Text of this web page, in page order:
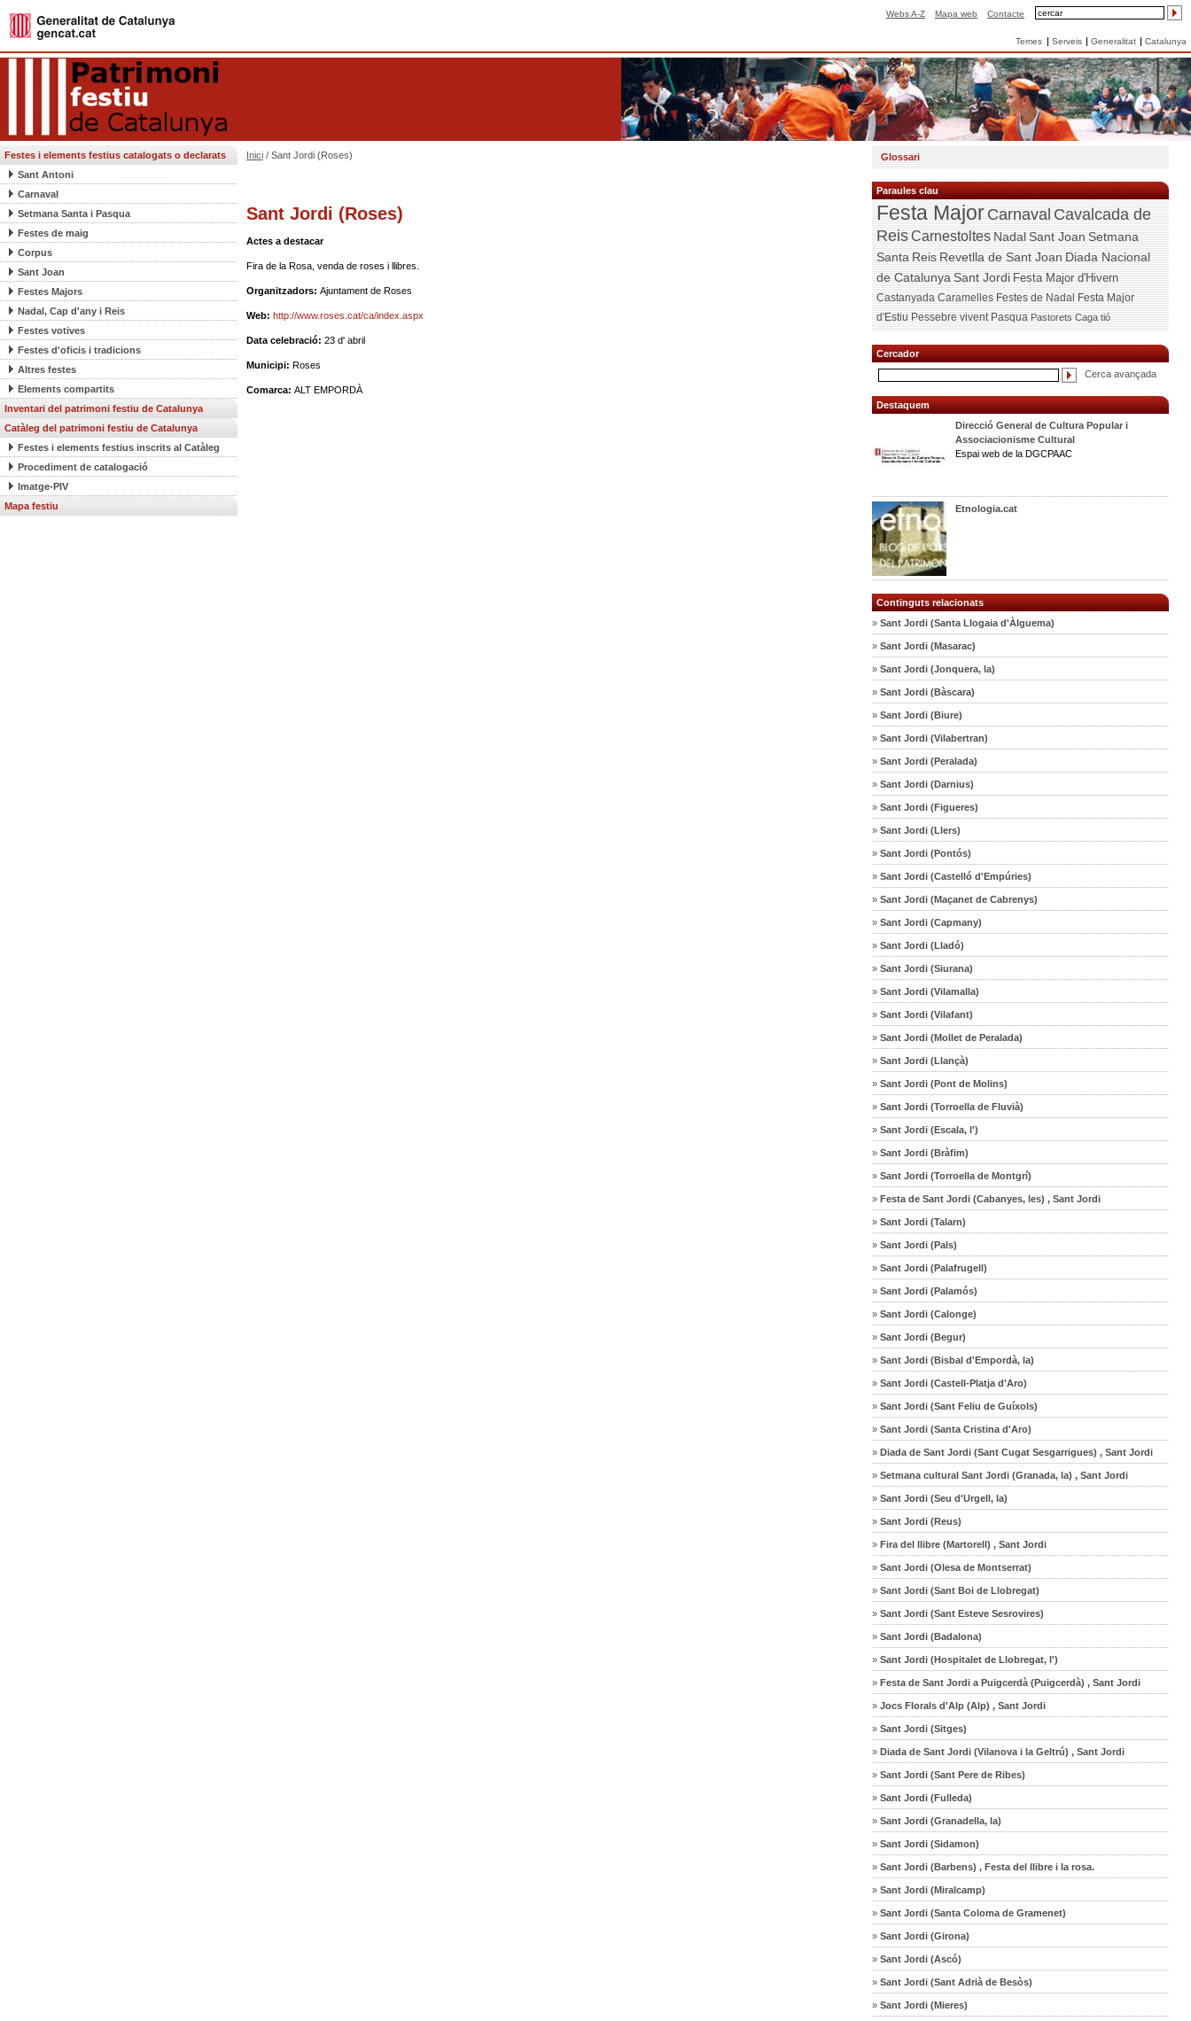
Webs A-Z Mapa web Contacte
Temes Serveis Generalitat Catalunya
Festes i elements festius catalogats o declarats
Sant Antoni
Carnaval
Setmana Santa i Pasqua
Festes de maig
Corpus
Sant Joan
Festes Majors
Nadal, Cap d'any i Reis
Festes votives
Festes d'oficis i tradicions
Altres festes
Elements compartits
Inventari del patrimoni festiu de Catalunya
Catàleg del patrimoni festiu de Catalunya
Festes i elements festius inscrits al Catàleg
Procediment de catalogació
Imatge-PIV
Mapa festiu
Inici/ Sant Jordi (Roses)
Sant Jordi (Roses)
Actes a destacar
Fira de la Rosa, venda de roses i llibres.
Organitzadors: Ajuntament de Roses
Web: http://www.roses.cat/ca/index.aspx
Data celebració: 23 d' abril
Municipi: Roses
Comarca: ALT EMPORDÀ
Glossari
Paraules clau
Festa MajorCarnavalCavalcada de
ReisCarnestoltesNadalSant JoanSetmana
SantaReisRevetlla de Sant JoanDiada Nacional
de CatalunyaSant Jordi Festa Major d'Hivern
Castanyada Caramelles Festes de Nadal Festa Major
d'Estiu Pessebre vivent Pasqua Pastorets Caga tió
Cercador
Cerca avançada
Destaquem
Direcció General de Cultura Popular i
Associacionisme Cultural
Espai web de la DGCPAAC
Etnologia.cat
Continguts relacionats
» Sant Jordi (Santa Llogaia d'Àlguema)
» Sant Jordi (Masarac)
» Sant Jordi (Jonquera, la)
» Sant Jordi (Bàscara)
» Sant Jordi (Biure)
» Sant Jordi (Vilabertran)
» Sant Jordi (Peralada)
» Sant Jordi (Darnius)
» Sant Jordi (Figueres)
» Sant Jordi (Llers)
» Sant Jordi (Pontós)
» Sant Jordi (Castelló d'Empúries)
» Sant Jordi (Maçanet de Cabrenys)
» Sant Jordi (Capmany)
» Sant Jordi (Lladó)
» Sant Jordi (Siurana)
» Sant Jordi (Vilamalla)
» Sant Jordi (Vilafant)
» Sant Jordi (Mollet de Peralada)
» Sant Jordi (Llançà)
» Sant Jordi (Pont de Molins)
» Sant Jordi (Torroella de Fluvià)
» Sant Jordi (Escala, l')
» Sant Jordi (Bràfim)
» Sant Jordi (Torroella de Montgrí)
» Festa de Sant Jordi (Cabanyes, les) , Sant Jordi
» Sant Jordi (Talarn)
» Sant Jordi (Pals)
» Sant Jordi (Palafrugell)
» Sant Jordi (Palamós)
» Sant Jordi (Calonge)
» Sant Jordi (Begur)
» Sant Jordi (Bisbal d'Empordà, la)
» Sant Jordi (Castell-Platja d'Aro)
» Sant Jordi (Sant Feliu de Guíxols)
» Sant Jordi (Santa Cristina d'Aro)
» Diada de Sant Jordi (Sant Cugat Sesgarrigues) , Sant Jordi
» Setmana cultural Sant Jordi (Granada, la) , Sant Jordi
» Sant Jordi (Seu d'Urgell, la)
» Sant Jordi (Reus)
» Fira del llibre (Martorell) , Sant Jordi
» Sant Jordi (Olesa de Montserrat)
» Sant Jordi (Sant Boi de Llobregat)
» Sant Jordi (Sant Esteve Sesrovires)
» Sant Jordi (Badalona)
» Sant Jordi (Hospitalet de Llobregat, l')
» Festa de Sant Jordi a Puigcerdà (Puigcerdà) , Sant Jordi
» Jocs Florals d'Alp (Alp) , Sant Jordi
» Sant Jordi (Sitges)
» Diada de Sant Jordi (Vilanova i la Geltrú) , Sant Jordi
» Sant Jordi (Sant Pere de Ribes)
» Sant Jordi (Fulleda)
» Sant Jordi (Granadella, la)
» Sant Jordi (Sidamon)
» Sant Jordi (Barbens) , Festa del llibre i la rosa.
» Sant Jordi (Miralcamp)
» Sant Jordi (Santa Coloma de Gramenet)
» Sant Jordi (Girona)
» Sant Jordi (Ascó)
» Sant Jordi (Sant Adrià de Besòs)
» Sant Jordi (Mieres)